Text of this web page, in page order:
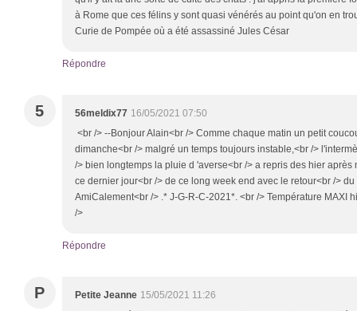
à Rome que ces félins y sont quasi vénérés au point qu'on en
Curie de Pompée où a été assassiné Jules César
Répondre
5 56meldix77 16/05/2021 07:50
<br /> --Bonjour Alain<br /> Comme chaque matin un petit
dimanche<br /> malgré un temps toujours instable,<br />
/> bien longtemps la pluie d 'averse<br /> a repris des hier
ce dernier jour<br /> de ce long week end avec le retour<br />
AmiCalement<br /> .* J-G-R-C-2021*. <br /> Température MAXI
/>
Répondre
P Petite Jeanne 15/05/2021 11:26